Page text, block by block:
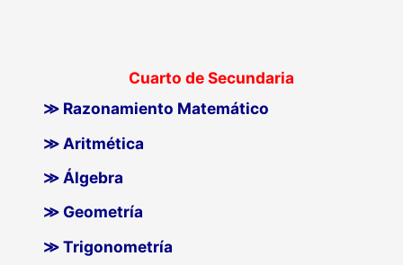
Cuarto de Secundaria
≫ Razonamiento Matemático
≫ Aritmética
≫ Álgebra
≫ Geometría
≫ Trigonometría